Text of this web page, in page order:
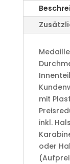
mit
​inkl.
oder